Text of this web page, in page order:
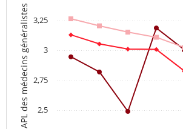
APL des médecins généralistes 2,5
2,75
3
3,25